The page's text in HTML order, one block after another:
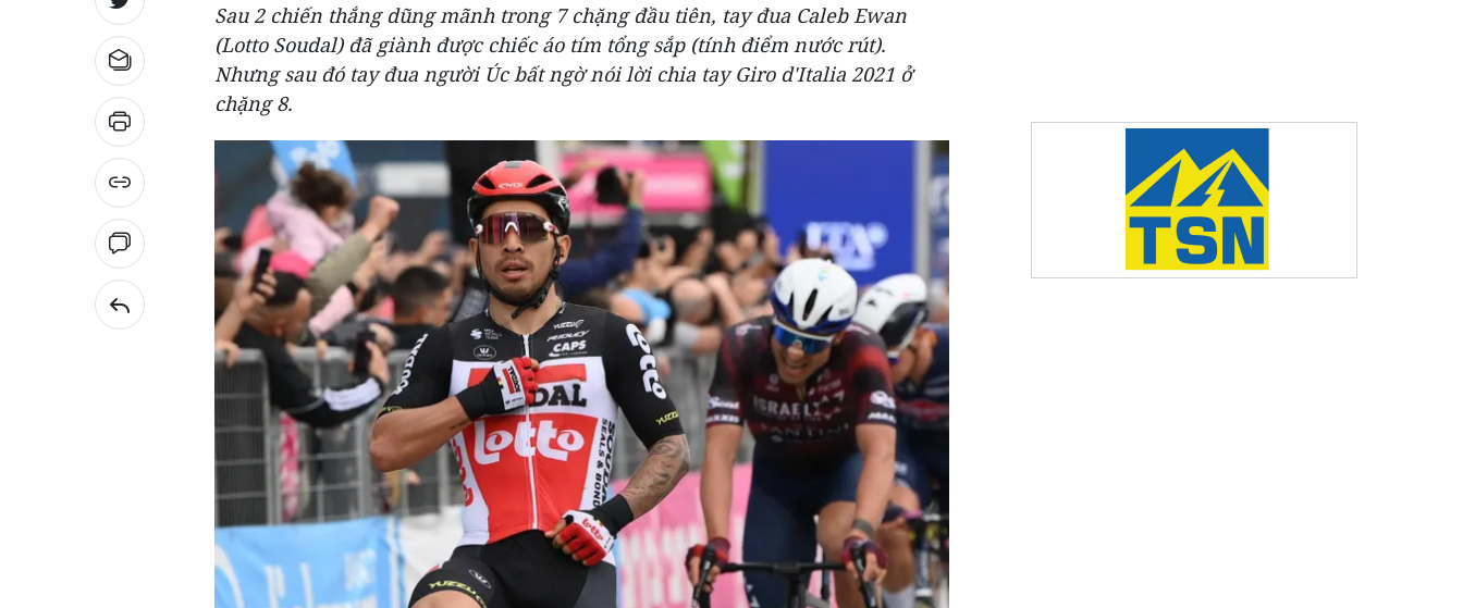
Sau 2 chiến thắng dũng mãnh trong 7 chặng đầu tiên, tay đua Caleb Ewan
(Lotto Soudal) đã giành được chiếc áo tím tổng sắp (tính điểm nước rút).
Nhưng sau đó tay đua người Úc bất ngờ nói lời chia tay Giro d'Italia 2021 ở
chặng 8.